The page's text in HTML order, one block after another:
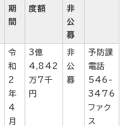
期
間
度額
非
公
募
令
和
2
年
4
月
3億
4,842
万7千
円
非
公
募
予防課
電話
546-
3476
ファク
ス